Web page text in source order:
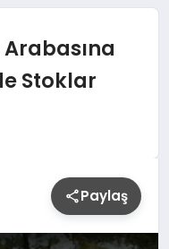
Stoklar
Paylaş